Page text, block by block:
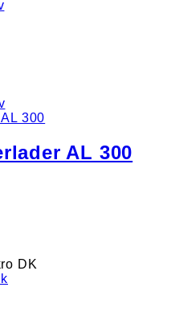
AL 300
DK